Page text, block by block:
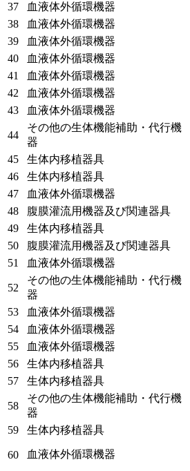
37 血液体外循環機器
38
血液体外循環機器
39
血液体外循環機器
40
血液体外循環機器
41
血液体外循環機器
42
血液体外循環機器
43
血液体外循環機器
44
その他の生体機能補助・代行機
器
45 生体内移植器具
46
生体内移植器具
47
血液体外循環機器
48
腹膜灌流用機器及び関連器具
49
生体内移植器具
50
腹膜灌流用機器及び関連器具
51
血液体外循環機器
52
その他の生体機能補助・代行機
器
53 血液体外循環機器
54
血液体外循環機器
55
血液体外循環機器
56
生体内移植器具
57
生体内移植器具
58
その他の生体機能補助・代行機
器
59 生体内移植器具
60 血液体外循環機器